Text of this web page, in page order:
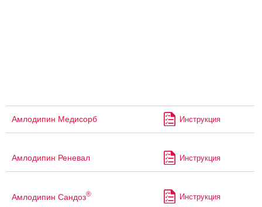
Амлодипин Медисорб Инструкция
Амлодипин Реневал Инструкция
Амлодипин Сандоз® Инструкция